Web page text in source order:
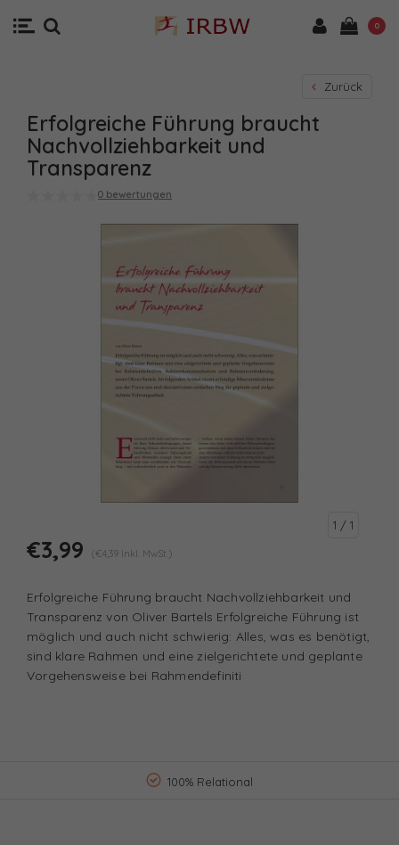
0
Zurück
Erfolgreiche Führung braucht
Nachvollziehbarkeit und
Transparenz
0 bewertungen
1 / 1
€3,99 (€4,39 Inkl. MwSt.)
Erfolgreiche Führung braucht Nachvollziehbarkeit und
Transparenz von Oliver Bartels Erfolgreiche Führung ist
möglich und auch nicht schwierig: Alles, was es benötigt,
sind klare Rahmen und eine zielgerichtete und geplante
Vorgehensweise bei Rahmendefiniti
100% Relational